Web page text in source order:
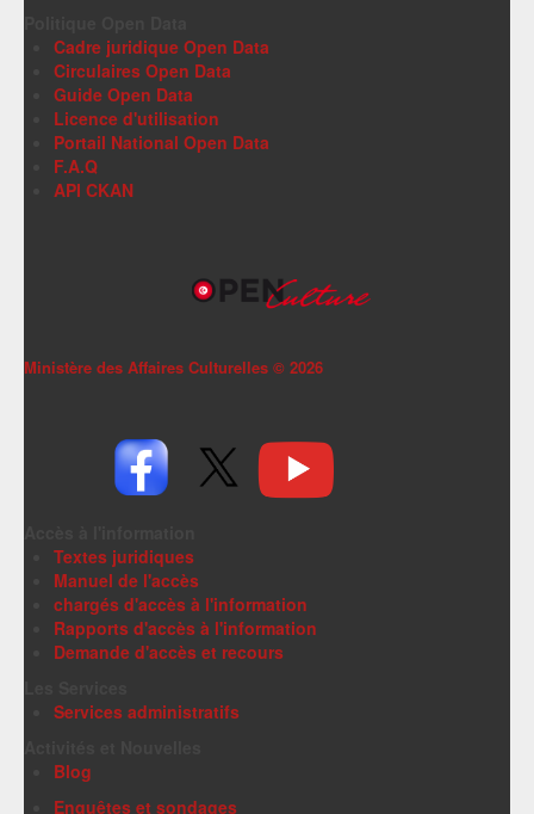
Cadre juridique Open Data
Circulaires Open Data
Guide Open Data
Licence d'utilisation
Portail National Open Data
F.A.Q
API CKAN
Ministère des Affaires Culturelles © 2026
Textes juridiques
Manuel de l'accès
chargés d'accès à l'information
Rapports d'accès à l'information
Demande d'accès et recours
Services administratifs
Blog
Enquêtes et sondages